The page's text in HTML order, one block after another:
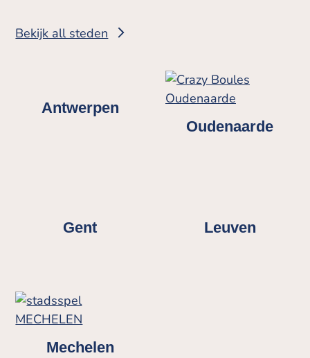
Bekijk all steden
Antwerpen
Oudenaarde
Gent Leuven
Mechelen